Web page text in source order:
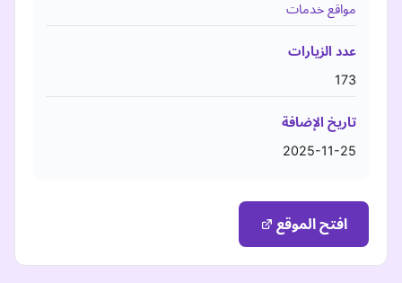
مواقع خدمات
عدد الزيارات
173
تاريخ الإضافة
2025-11-25
افتح الموقع